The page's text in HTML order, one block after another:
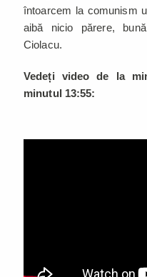
întoarcem la comunism
aibă nicio părere,
Ciolacu.
Vedeți video de la
minutul 13:55: